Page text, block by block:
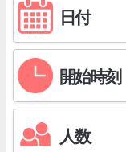
日付
開始時刻
人数